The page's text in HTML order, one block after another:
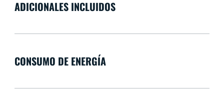
ADICIONALES INCLUIDOS
CONSUMO DE ENERGÍA